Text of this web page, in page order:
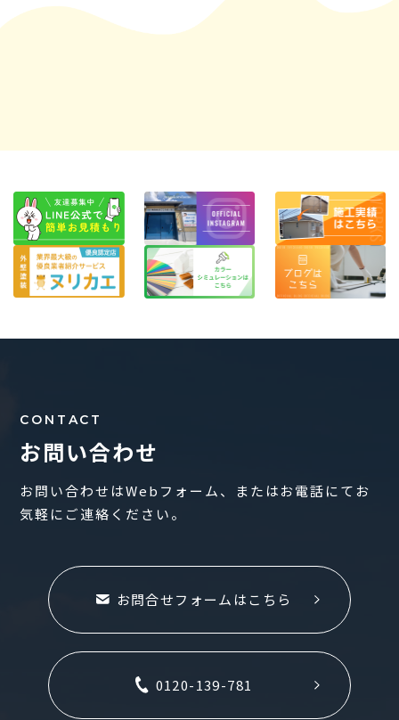
CONTACT
お問い合わせ
お問い合わせはWebフォーム、またはお電話にてお
気軽にご連絡ください。
お問合せフォームはこちら
0120-139-781